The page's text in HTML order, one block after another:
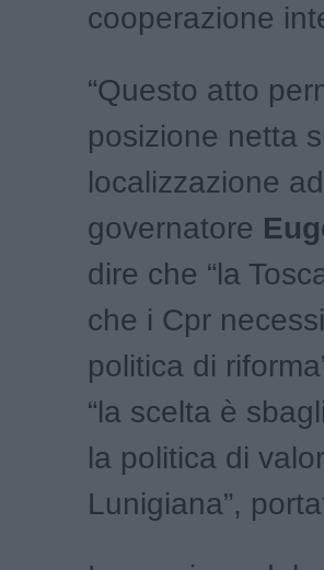
cooperazione
“Questo atto
posizione netta
localizzazione
governatore
dire che “la
che i Cpr
politica di
“la scelta è
la politica di
Lunigiana”,